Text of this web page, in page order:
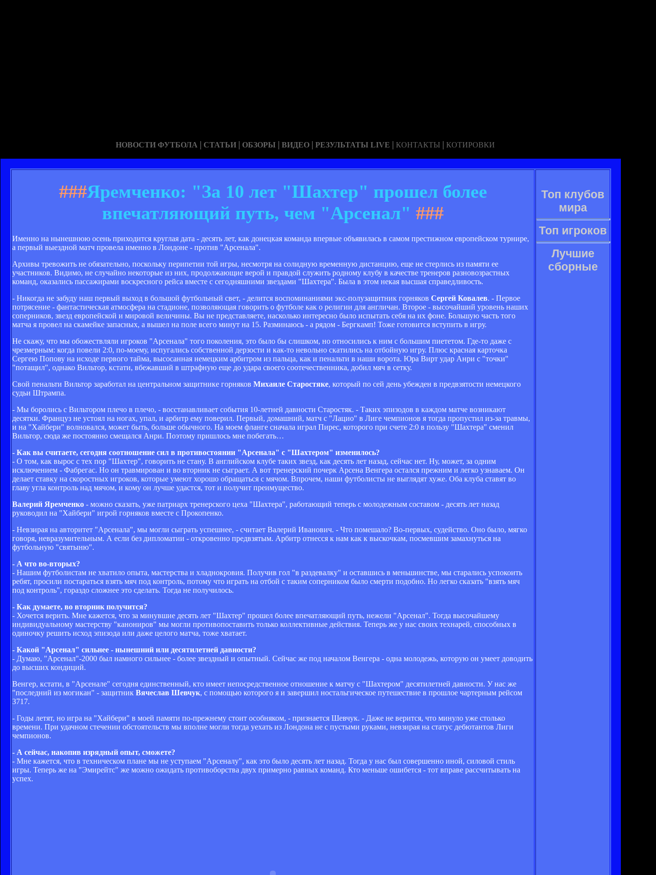
НОВОСТИ ФУТБОЛА | СТАТЬИ | ОБЗОРЫ | ВИДЕО | РЕЗУЛЬТАТЫ LIVE | КОНТАКТЫ | КОТИРОВКИ
###Яремченко: "За 10 лет "Шахтер" прошел более
впечатляющий путь, чем "Арсенал" ###
Именно на нынешнюю осень приходится круглая дата - десять лет, как донецкая команда впервые объявилась в самом престижном европейском турнире,
а первый выездной матч провела именно в Лондоне - против "Арсенала".
Архивы тревожить не обязательно, поскольку перипетии той игры, несмотря на солидную временную дистанцию, еще не стерлись из памяти ее
участников. Видимо, не случайно некоторые из них, продолжающие верой и правдой служить родному клубу в качестве тренеров разновозрастных
команд, оказались пассажирами воскресного рейса вместе с сегодняшними звездами "Шахтера". Была в этом некая высшая справедливость.
- Никогда не забуду наш первый выход в большой футбольный свет, - делится воспоминаниями экс-полузащитник горняков Сергей Ковалев. - Первое
потрясение - фантастическая атмосфера на стадионе, позволяющая говорить о футболе как о религии для англичан. Второе - высочайший уровень наших
соперников, звезд европейской и мировой величины. Вы не представляете, насколько интересно было испытать себя на их фоне. Большую часть того
матча я провел на скамейке запасных, а вышел на поле всего минут на 15. Разминаюсь - а рядом - Бергкамп! Тоже готовится вступить в игру.
Не скажу, что мы обожествляли игроков "Арсенала" того поколения, это было бы слишком, но относились к ним с большим пиететом. Где-то даже с
чрезмерным: когда повели 2:0, по-моему, испугались собственной дерзости и как-то невольно скатились на отбойную игру. Плюс красная карточка
Сергею Попову на исходе первого тайма, высосанная немецким арбитром из пальца, как и пенальти в наши ворота. Юра Вирт удар Анри с "точки"
"потащил", однако Вильтор, кстати, вбежавший в штрафную еще до удара своего соотечественника, добил мяч в сетку.
Свой пенальти Вильтор заработал на центральном защитнике горняков Михаиле Старостяке, который по сей день убежден в предвзятости немецкого
судьи Штрампа.
- Мы боролись с Вильтором плечо в плечо, - восстанавливает события 10-летней давности Старостяк. - Таких эпизодов в каждом матче возникают
десятки. Француз не устоял на ногах, упал, и арбитр ему поверил. Первый, домашний, матч с "Лацио" в Лиге чемпионов я тогда пропустил из-за травмы,
и на "Хайбери" волновался, может быть, больше обычного. На моем фланге сначала играл Пирес, которого при счете 2:0 в пользу "Шахтера" сменил
Вильтор, сюда же постоянно смещался Анри. Поэтому пришлось мне побегать…
- Как вы считаете, сегодня соотношение сил в противостоянии "Арсенала" с "Шахтером" изменилось?
- О том, как вырос с тех пор "Шахтер", говорить не стану. В английском клубе таких звезд, как десять лет назад, сейчас нет. Ну, может, за одним
исключением - Фабрегас. Но он травмирован и во вторник не сыграет. А вот тренерский почерк Арсена Венгера остался прежним и легко узнаваем. Он
делает ставку на скоростных игроков, которые умеют хорошо обращаться с мячом. Впрочем, наши футболисты не выглядят хуже. Оба клуба ставят во
главу угла контроль над мячом, и кому он лучше удастся, тот и получит преимущество.
Валерий Яремченко - можно сказать, уже патриарх тренерского цеха "Шахтера", работающий теперь с молодежным составом - десять лет назад
руководил на "Хайбери" игрой горняков вместе с Прокопенко.
- Невзирая на авторитет "Арсенала", мы могли сыграть успешнее, - считает Валерий Иванович. - Что помешало? Во-первых, судейство. Оно было, мягко
говоря, невразумительным. А если без дипломатии - откровенно предвзятым. Арбитр отнесся к нам как к выскочкам, посмевшим замахнуться на
футбольную "святыню".
- А что во-вторых?
- Нашим футболистам не хватило опыта, мастерства и хладнокровия. Получив гол "в раздевалку" и оставшись в меньшинстве, мы старались успокоить
ребят, просили постараться взять мяч под контроль, потому что играть на отбой с таким соперником было смерти подобно. Но легко сказать "взять мяч
под контроль", гораздо сложнее это сделать. Тогда не получилось.
- Как думаете, во вторник получится?
- Хочется верить. Мне кажется, что за минувшие десять лет "Шахтер" прошел более впечатляющий путь, нежели "Арсенал". Тогда высочайшему
индивидуальному мастерству "канониров" мы могли противопоставить только коллективные действия. Теперь же у нас своих технарей, способных в
одиночку решить исход эпизода или даже целого матча, тоже хватает.
- Какой "Арсенал" сильнее - нынешний или десятилетней давности?
- Думаю, "Арсенал"-2000 был намного сильнее - более звездный и опытный. Сейчас же под началом Венгера - одна молодежь, которую он умеет доводить
до высших кондиций.
Венгер, кстати, в "Арсенале" сегодня единственный, кто имеет непосредственное отношение к матчу с "Шахтером" десятилетней давности. У нас же
"последний из могикан" - защитник Вячеслав Шевчук, с помощью которого я и завершил ностальгическое путешествие в прошлое чартерным рейсом
3717.
- Годы летят, но игра на "Хайбери" в моей памяти по-прежнему стоит особняком, - признается Шевчук. - Даже не верится, что минуло уже столько
времени. При удачном стечении обстоятельств мы вполне могли тогда уехать из Лондона не с пустыми руками, невзирая на статус дебютантов Лиги
чемпионов.
- А сейчас, накопив изрядный опыт, сможете?
- Мне кажется, что в техническом плане мы не уступаем "Арсеналу", как это было десять лет назад. Тогда у нас был совершенно иной, силовой стиль
игры. Теперь же на "Эмирейтс" же можно ожидать противоборства двух примерно равных команд. Кто меньше ошибется - тот вправе рассчитывать на
успех.
Топ клубов
мира
Топ игроков
Лучшие
сборные